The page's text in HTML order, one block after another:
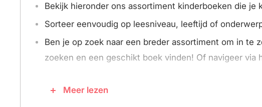
Bekijk hieronder ons assortiment kinderboeken die je
Sorteer eenvoudig op leesniveau, leeftijd of
Ben je op zoek naar een breder assortiment om in te
zoeken en een geschikt boek vinden! Of navigeer
Voorleesboeken peuters
Meer lezen